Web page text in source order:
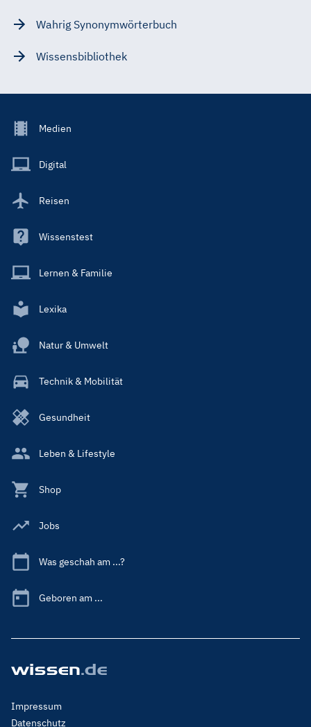
Wahrig Synonymwörterbuch
Wissensbibliothek
Footer
Main
Medien
Digital
Reisen
Wissenstest
Lernen & Familie
Lexika
Natur & Umwelt
Technik & Mobilität
Gesundheit
Leben & Lifestyle
Shop
Jobs
Was geschah am ...?
Geboren am ...
Footer
Menu
Impressum
Datenschutz